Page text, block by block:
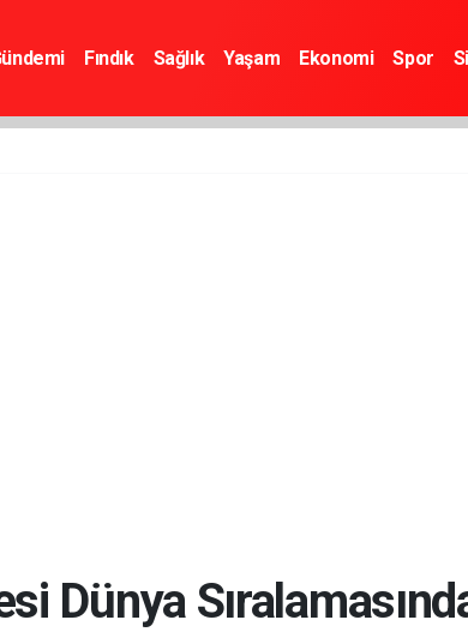
Fındık Sağlık Yaşam Ekonomi Spor
Dünya